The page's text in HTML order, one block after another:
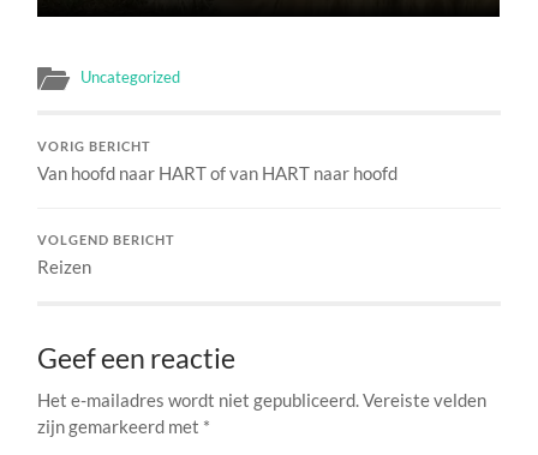
Uncategorized
VORIG BERICHT
Van hoofd naar HART of van HART naar hoofd
VOLGEND BERICHT
Reizen
Geef een reactie
Het e-mailadres wordt niet gepubliceerd.Vereiste velden
zijn gemarkeerd met *